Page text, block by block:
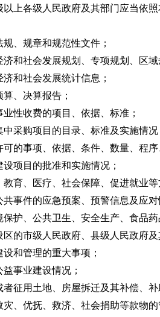
上各级人民政府及其部门应当依照
规章和规范性文件；
社会发展规划、专项规划、区域
社会发展统计信息；
、决算报告；
收费的项目、依据、标准；
采购项目的目录、标准及实施情况
事项、依据、条件、数量、程序
目的批准和实施情况；
、医疗、社会保障、促进就业等
件的应急预案、预警信息及应对
、公共卫生、安全生产、食品药
的市级人民政府、县级人民政府及
和管理的重大事项；
事业建设情况；
用土地、房屋拆迁及其补偿、补
优抚、救济、社会捐助等款物的